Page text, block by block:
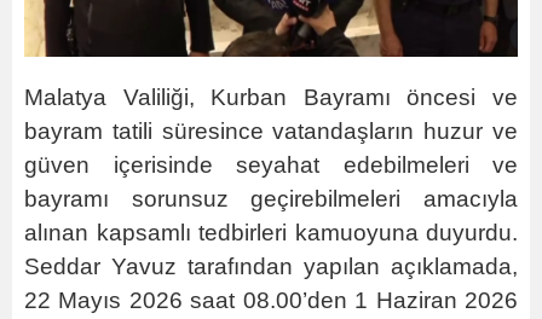
Malatya Valiliği, Kurban Bayramı öncesi ve
bayram tatili süresince vatandaşların huzur ve
güven içerisinde seyahat edebilmeleri ve
bayramı sorunsuz geçirebilmeleri amacıyla
alınan kapsamlı tedbirleri kamuoyuna duyurdu.
Seddar Yavuz tarafından yapılan açıklamada,
22 Mayıs 2026 saat 08.00’den 1 Haziran 2026